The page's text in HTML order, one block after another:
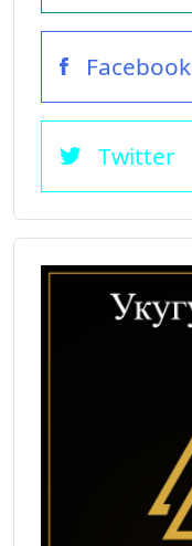
Facebook
Twitter